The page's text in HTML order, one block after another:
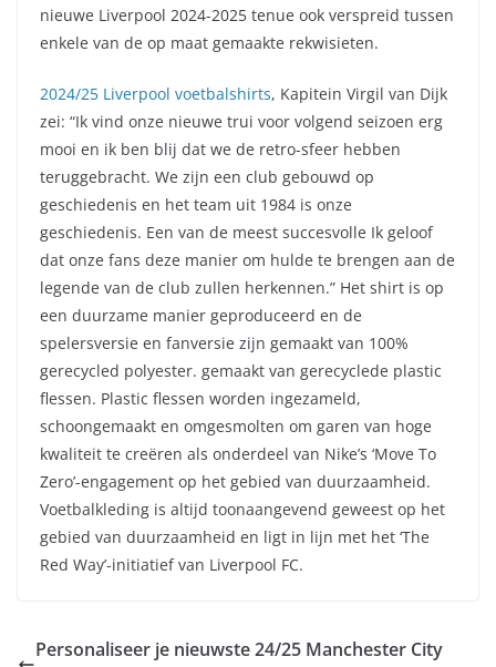
nieuwe Liverpool 2024-2025 tenue ook verspreid tussen
enkele van de op maat gemaakte rekwisieten.
2024/25 Liverpool voetbalshirts, Kapitein Virgil van Dijk
zei: “Ik vind onze nieuwe trui voor volgend seizoen erg
mooi en ik ben blij dat we de retro-sfeer hebben
teruggebracht. We zijn een club gebouwd op
geschiedenis en het team uit 1984 is onze
geschiedenis. Een van de meest succesvolle Ik geloof
dat onze fans deze manier om hulde te brengen aan de
legende van de club zullen herkennen.” Het shirt is op
een duurzame manier geproduceerd en de
spelersversie en fanversie zijn gemaakt van 100%
gerecycled polyester. gemaakt van gerecyclede plastic
flessen. Plastic flessen worden ingezameld,
schoongemaakt en omgesmolten om garen van hoge
kwaliteit te creëren als onderdeel van Nike’s ‘Move To
Zero’-engagement op het gebied van duurzaamheid.
Voetbalkleding is altijd toonaangevend geweest op het
gebied van duurzaamheid en ligt in lijn met het ‘The
Red Way’-initiatief van Liverpool FC.
Personaliseer je nieuwste 24/25 Manchester City